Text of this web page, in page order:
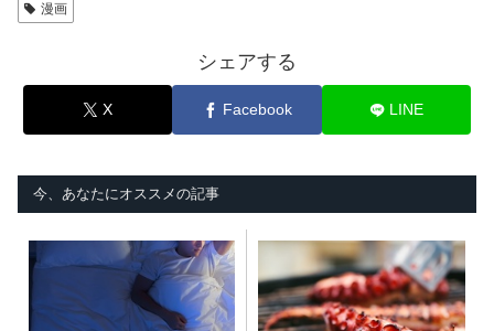
漫画
シェアする
X Facebook LINE
今、あなたにオススメの記事